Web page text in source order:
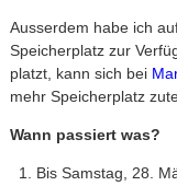
Ausserdem habe ich
Speicherplatz zur
platzt, kann sich bei
mehr Speicherplatz
Wann passiert was?
Bis Samstag, 28.